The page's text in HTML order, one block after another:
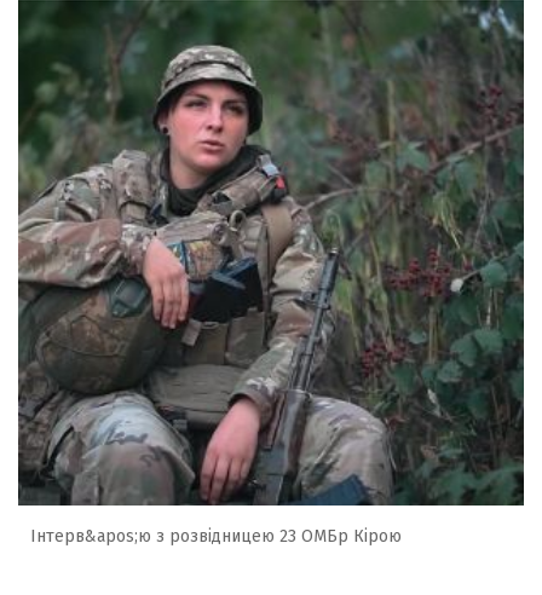
Інтерв&apos;ю з розвідницею 23 ОМБр Кірою